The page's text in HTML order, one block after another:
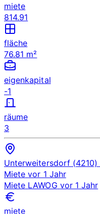
miete
814.91
fläche
76.81 m²
eigenkapital
-1
räume
3
Unterweitersdorf (4210)
Miete vor 1 Jahr
Miete LAWOG vor 1 Jahr
miete